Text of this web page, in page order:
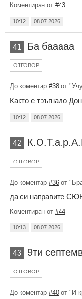
Коментиран от #43
10:12 08.07.2026
41 Ба бааааа
ОТГОВОР
До коментар #38 от
Както е тръгнало
10:12 08.07.2026
42
ОТГОВОР
До коментар #36 от
да си направите
Коментиран от #44
10:13 08.07.2026
43 9ти
ОТГОВОР
До коментар #40 от "И